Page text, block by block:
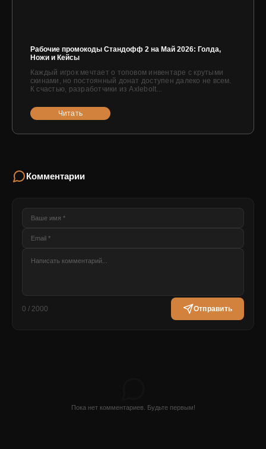
Рабочие промокоды Стандофф 2 на Май 2026: Голда,
Ножи и Кейсы
Каждый игрок мечтает о топовом инвентаре с крутыми
скинами, но постоянный донат доступен далеко не всем.
К счастью, разработчики из Axlebolt...
Читать
Комментарии
0 / 2000 Отправить
Пока нет комментариев. Будьте первым!